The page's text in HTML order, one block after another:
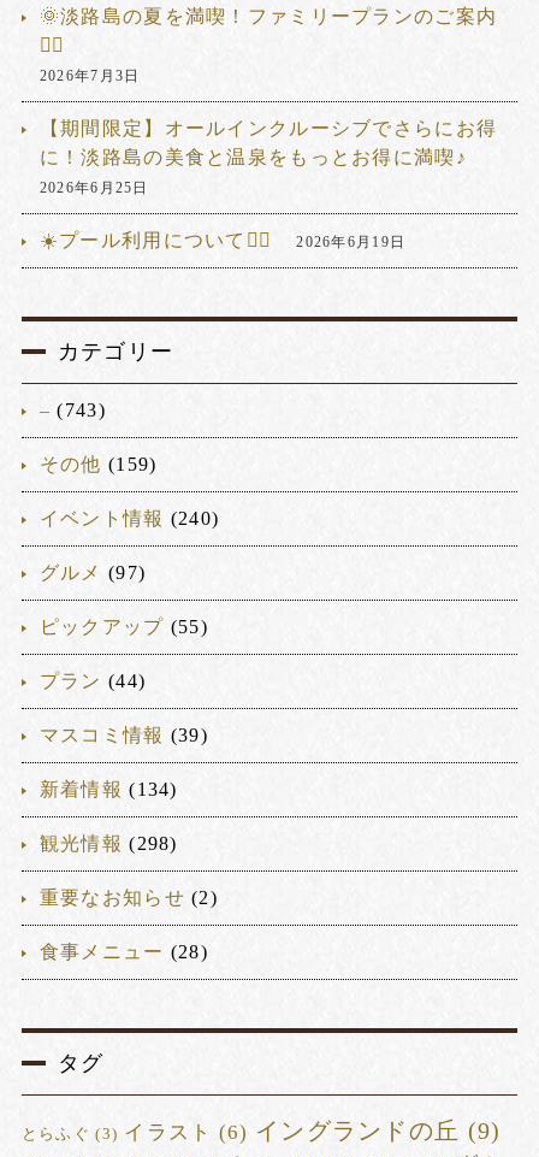
🌞淡路島の夏を満喫！ファミリープランのご案内
🏊‍♂️
2026年7月3日
【期間限定】オールインクルーシブでさらにお得
に！淡路島の美食と温泉をもっとお得に満喫♪
2026年6月25日
☀️プール利用について🏊‍♂️ 2026年6月19日
カテゴリー
– (743)
その他 (159)
イベント情報 (240)
グルメ (97)
ピックアップ (55)
プラン (44)
マスコミ情報 (39)
新着情報 (134)
観光情報 (298)
重要なお知らせ (2)
食事メニュー (28)
タグ
とらふぐ (3) イラスト (6) イングランドの丘 (9)